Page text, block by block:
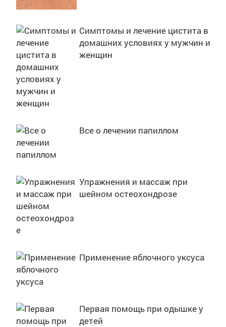
Симптомы и лечение цистита в
домашних условиях у мужчин и
женщин
Все о лечении папиллом
Упражнения и массаж при
шейном остеохондрозе
Применение яблочного уксуса
Первая помощь при одышке у
детей